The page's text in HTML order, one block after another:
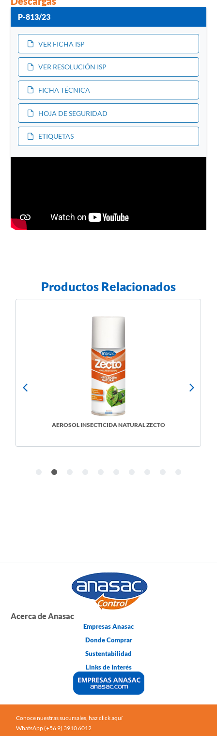
P-813/23
VER FICHA ISP
VER RESOLUCIÓN ISP
FICHA TÉCNICA
HOJA DE SEGURIDAD
ETIQUETAS
Productos Relacionados
AEROSOL INSECTICIDA NATURAL ZECTO
Acerca de Anasac
Empresas Anasac
Donde Comprar
Sustentabilidad
Links de Interés
Conoce nuestras sucursales, haz click aquí
WhatsApp (+56 9) 3910 6012